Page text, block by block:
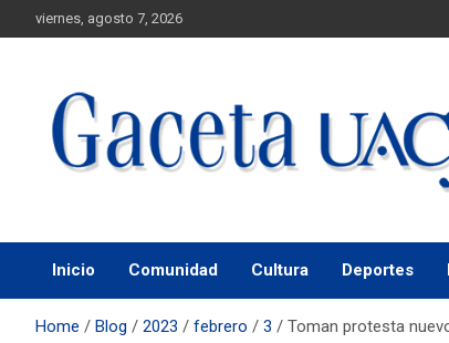
viernes, agosto 7, 2026
Gaceta UACJ
Inicio Comunidad Cultura Deportes
Home Blog 2023 febrero 3 Toman protesta